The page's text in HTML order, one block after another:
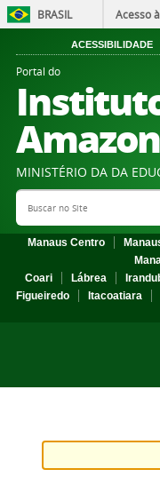
BRASIL Acesso
ACESSIBILIDADE
Portal do
MINISTÉRIO DA DA
Search Site
Manaus Centro
Coari
Lábrea
Figueiredo
Itacoatiara